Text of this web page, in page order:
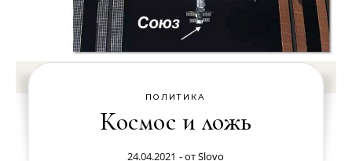
ПОЛИТИКА
Космос и ложь
24.04.2021 - отSlovo